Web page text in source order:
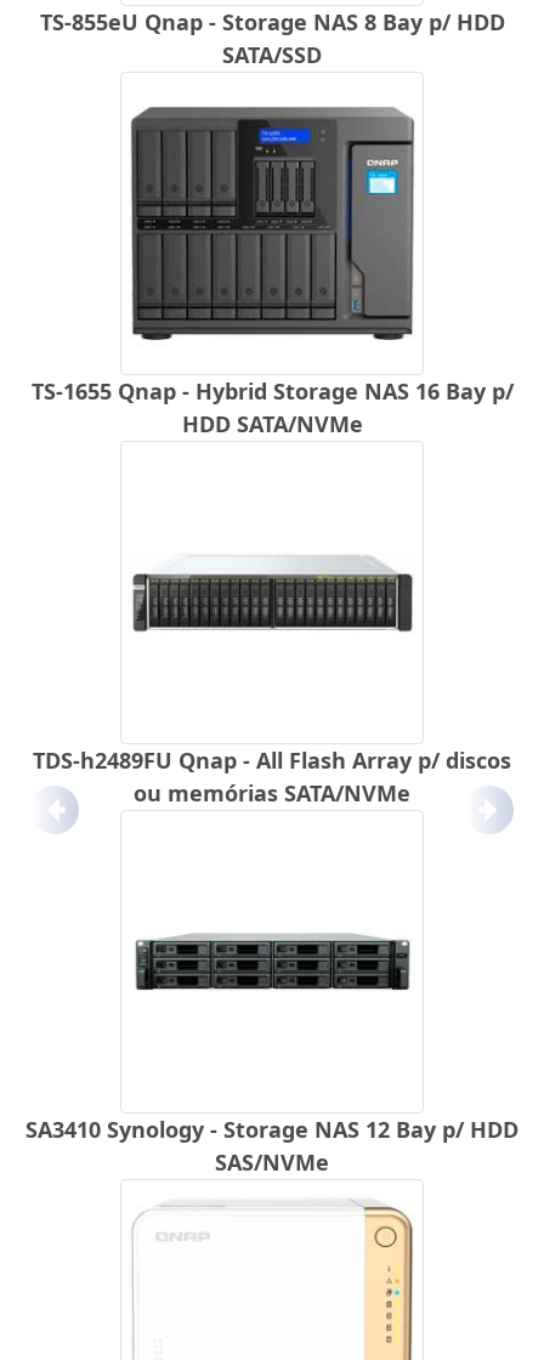
TS-855eU Qnap - Storage NAS 8 Bay p/ HDD
SATA/SSD
TS-1655 Qnap - Hybrid Storage NAS 16 Bay p/
HDD SATA/NVMe
TDS-h2489FU Qnap - All Flash Array p/ discos
ou memórias SATA/NVMe
SA3410 Synology - Storage NAS 12 Bay p/ HDD
SAS/NVMe
Anterior